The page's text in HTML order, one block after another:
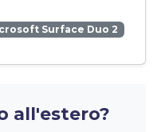
Surface Duo 2
all'estero?